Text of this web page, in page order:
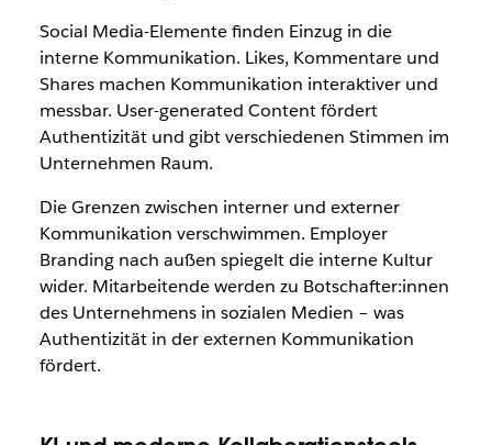
Social Media-Elemente finden Einzug in die
interne Kommunikation. Likes, Kommentare und
Shares machen Kommunikation interaktiver und
messbar. User-generated Content fördert
Authentizität und gibt verschiedenen Stimmen im
Unternehmen Raum.
Die Grenzen zwischen interner und externer
Kommunikation verschwimmen. Employer
Branding nach außen spiegelt die interne Kultur
wider. Mitarbeitende werden zu Botschafter:innen
des Unternehmens in sozialen Medien – was
Authentizität in der externen Kommunikation
fördert.